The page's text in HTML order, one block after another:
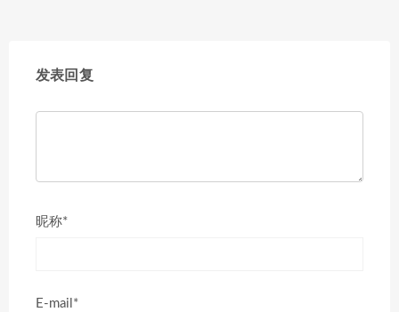
发表回复
昵称*
E-mail*